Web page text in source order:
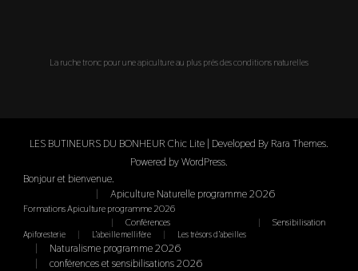
La ruche tronc pour une apiculture au plus prés des conditions naturelles
LES BUTINEURS DU BONHEUR Chic Lite | Developed By Rara Themes.
Powered byWordPress.
Bonjour et bienvenue.
Apiculture Naturelle programme 2026
Formations Apiculture programme 2026
Conférences
Apiforesterie L’abeille mellifère Les trésors d’abeilles
Sensibilisation
Naturalisme programme 2026
conférences et sensibilisations 2026